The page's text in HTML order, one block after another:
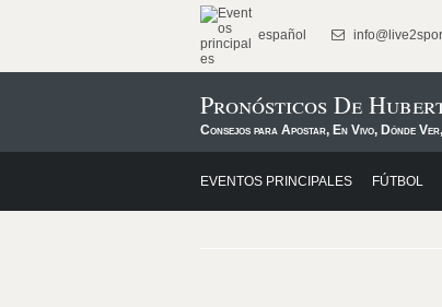
español
Pronósticos De
Consejos para Apostar, En Vivo, Dónde
EVENTOS PRINCIPALES FÚTBOL